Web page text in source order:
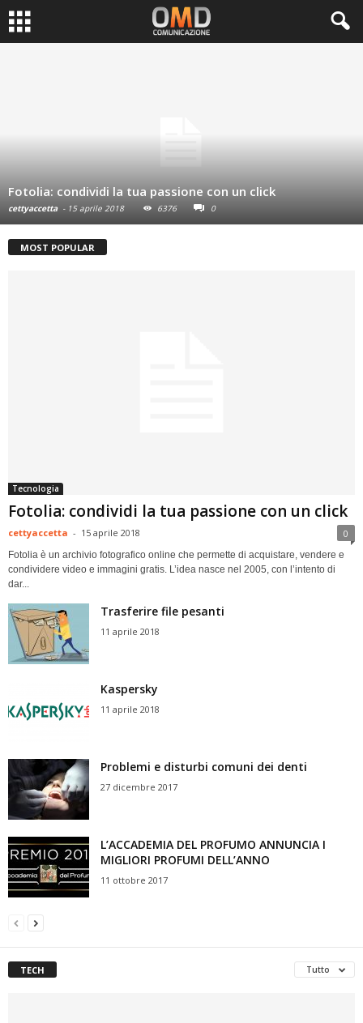
Fotolia: condividi la tua passione con un click
cettyaccetta - 15 aprile 2018 6376 0
MOST POPULAR
Tecnologia
Fotolia: condividi la tua passione con un click
cettyaccetta - 15 aprile 2018 0
Fotolia è un archivio fotografico online che permette di acquistare, vendere e
condividere video e immagini gratis. L’idea nasce nel 2005, con l’intento di
dar...
Trasferire file pesanti
11 aprile 2018
Kaspersky
11 aprile 2018
Problemi e disturbi comuni dei denti
27 dicembre 2017
L’ACCADEMIA DEL PROFUMO ANNUNCIA I
MIGLIORI PROFUMI DELL’ANNO
11 ottobre 2017
TECH Tutto